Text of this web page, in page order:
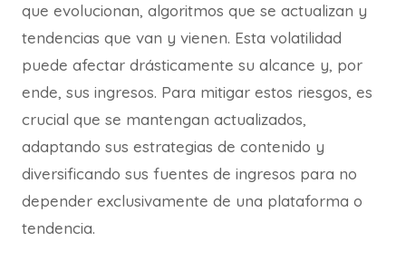
que evolucionan, algoritmos que se actualizan y
tendencias que van y vienen. Esta volatilidad
puede afectar drásticamente su alcance y, por
ende, sus ingresos. Para mitigar estos riesgos, es
crucial que se mantengan actualizados,
adaptando sus estrategias de contenido y
diversificando sus fuentes de ingresos para no
depender exclusivamente de una plataforma o
tendencia.